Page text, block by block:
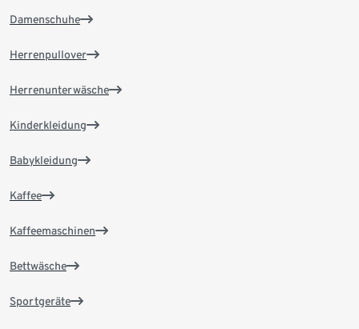
Damenschuhe
Herrenpullover
Herrenunterwäsche
Kinderkleidung
Babykleidung
Kaffee
Kaffeemaschinen
Bettwäsche
Sportgeräte